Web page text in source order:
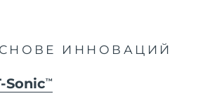
ИННОВАЦИЙ
SonicTM